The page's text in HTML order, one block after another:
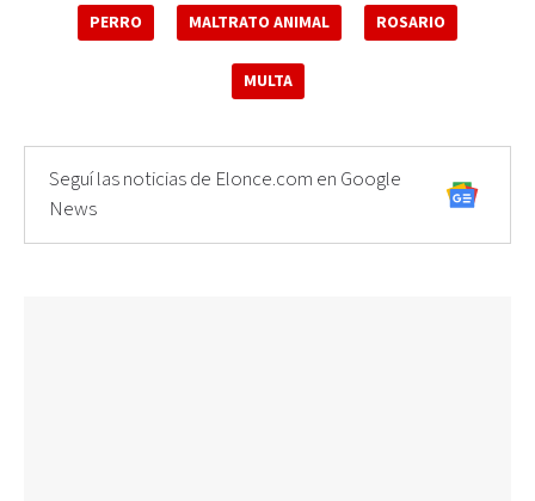
PERRO MALTRATO ANIMAL ROSARIO
MULTA
Seguí las noticias de Elonce.com en Google
News